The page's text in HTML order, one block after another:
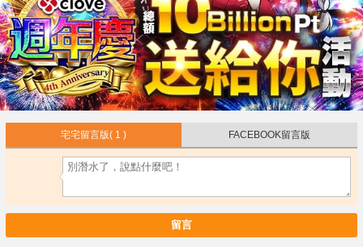
宅宅留言版( 1 ) FACEBOOK留言版
留言